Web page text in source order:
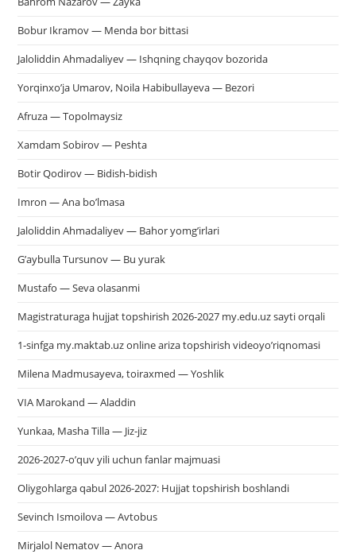
Bobur Ikramov — Menda bor bittasi
Jaloliddin Ahmadaliyev — Ishqning chayqov bozorida
Yorqinxo’ja Umarov, Noila Habibullayeva — Bezori
Afruza — Topolmaysiz
Xamdam Sobirov — Peshta
Botir Qodirov — Bidish-bidish
Imron — Ana bo’lmasa
Jaloliddin Ahmadaliyev — Bahor yomg’irlari
G’aybulla Tursunov — Bu yurak
Mustafo — Seva olasanmi
Magistraturaga hujjat topshirish 2026-2027 my.edu.uz sayti orqali
1-sinfga my.maktab.uz online ariza topshirish videoyo’riqnomasi
Milena Madmusayeva, toiraxmed — Yoshlik
VIA Marokand — Aladdin
Yunkaa, Masha Tilla — Jiz-jiz
2026-2027-o’quv yili uchun fanlar majmuasi
Oliygohlarga qabul 2026-2027: Hujjat topshirish boshlandi
Sevinch Ismoilova — Avtobus
Mirjalol Nematov — Anora